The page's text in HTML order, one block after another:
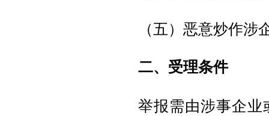
（五）恶意炒作涉
二、受理条件
举报需由涉事企业